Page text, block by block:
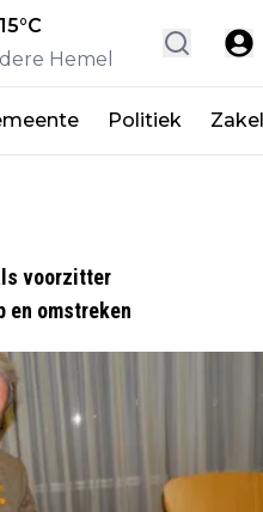
15°C
Hemel
Politiek
voorzitter
en omstreken